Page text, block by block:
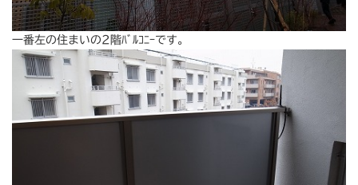
一番左の住まいの2階ﾊﾞﾙｺﾆｰです。